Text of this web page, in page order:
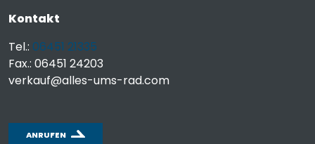
Kontakt
Tel.: 06451 21335
Fax.: 06451 24203
verkauf@alles-ums-rad.com
ANRUFEN